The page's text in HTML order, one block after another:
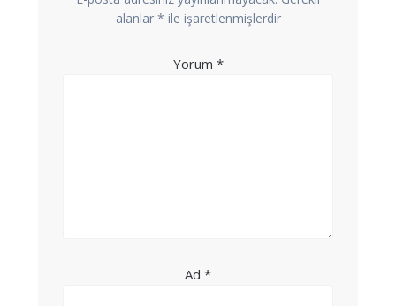
alanlar * ile işaretlenmişlerdir
Yorum *
Ad *